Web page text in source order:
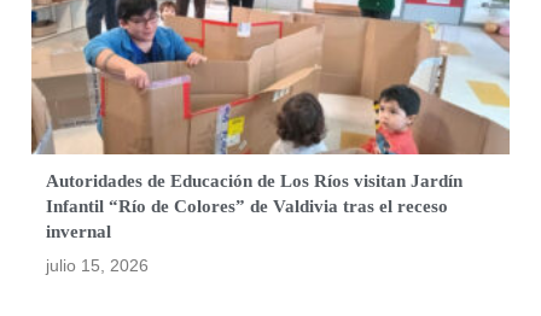
Autoridades de Educación de Los Ríos visitan Jardín
Infantil “Río de Colores” de Valdivia tras el receso
invernal
julio 15, 2026